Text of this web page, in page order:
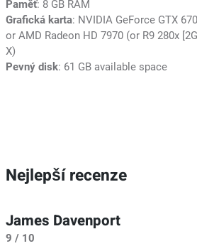
Paměť: 8 GB RAM
Grafická karta: NVIDIA GeForce GTX
or AMD Radeon HD 7970 (or R9 280x
X)
Pevný disk: 61 GB available space
Nejlepší recenze
James Davenport
9 / 10